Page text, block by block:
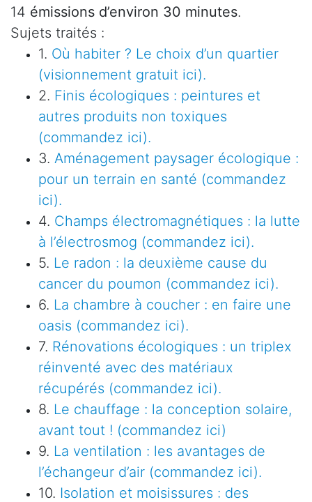
14 émissions d’environ 30 minutes.
Sujets traités :
1. Où habiter ? Le choix d’un quartier
(visionnement gratuit ici).
2. Finis écologiques : peintures et
autres produits non toxiques
(commandez ici).
3. Aménagement paysager écologique :
pour un terrain en santé (commandez
ici).
4. Champs électromagnétiques : la lutte
à l’électrosmog (commandez ici).
5. Le radon : la deuxième cause du
cancer du poumon (commandez ici).
6. La chambre à coucher : en faire une
oasis (commandez ici).
7. Rénovations écologiques : un triplex
réinventé avec des matériaux
récupérés (commandez ici).
8. Le chauffage : la conception solaire,
avant tout ! (commandez ici)
9. La ventilation : les avantages de
l’échangeur d’air (commandez ici).
10. Isolation et moisissures : des